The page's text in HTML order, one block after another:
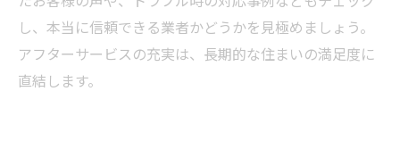
し、本当に信頼できる業者かどうかを見極めましょう。
アフターサービスの充実は、長期的な住まいの満足度に
直結します。